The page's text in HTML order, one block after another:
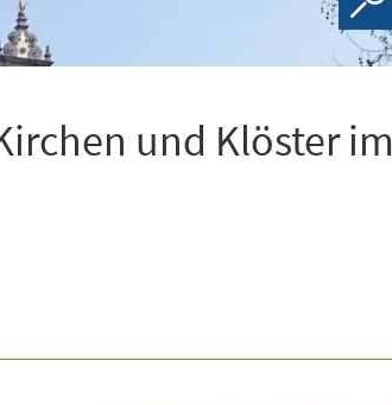
und Klöster im